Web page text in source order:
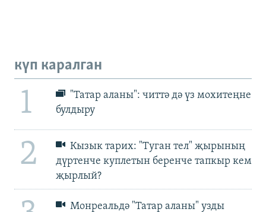
күп каралган
1
"Татар аланы": читтә дә үз мохитеңне
булдыру
2
Кызык тарих: "Туган тел" җырының
дүртенче куплетын беренче тапкыр кем
җырлый?
Монреальдә "Татар аланы" узды